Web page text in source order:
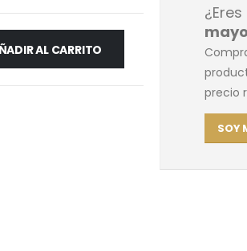
AL CARRITO
¿Eres
precio
SOY